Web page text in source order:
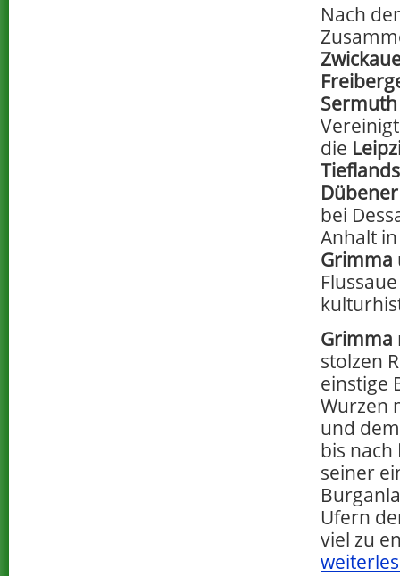
Nach
Sermuth
die
bei
Anhalt
Grimma
Grimma
stolzen
einstige
Wurzen
und
bis nach
seiner
Ufern
viel zu